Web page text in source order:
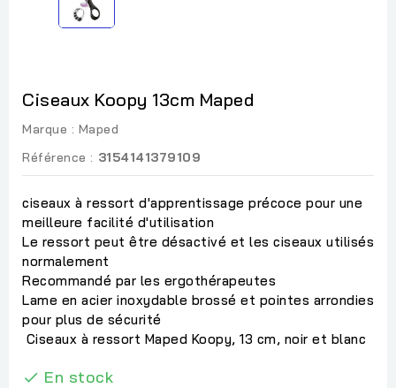
Ciseaux Koopy 13cm Maped
Marque : Maped
Référence : 3154141379109
ciseaux à ressort d'apprentissage précoce pour une
meilleure facilité d'utilisation
Le ressort peut être désactivé et les ciseaux utilisés
normalement
Recommandé par les ergothérapeutes
Lame en acier inoxydable brossé et pointes arrondies
pour plus de sécurité
Ciseaux à ressort Maped Koopy, 13 cm, noir et blanc
 En stock